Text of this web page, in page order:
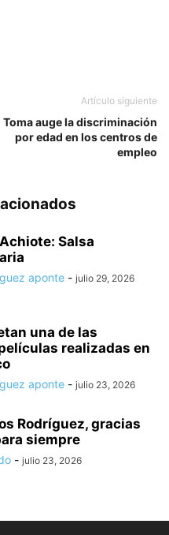
Artículo siguiente
Toma auge la discriminación
por edad en los centros de
empleo
Salsa
aponte - julio 29, 2026
una de las
realizadas en
aponte - julio 23, 2026
Rodríguez, gracias
siempre
- julio 23, 2026